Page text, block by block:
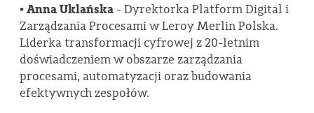
•Anna Uklańska - Dyrektorka Platform Digital i
Zarządzania Procesami w Leroy Merlin Polska.
Liderka transformacji cyfrowej z 20-letnim
doświadczeniem w obszarze zarządzania
procesami, automatyzacji oraz budowania
efektywnych zespołów.